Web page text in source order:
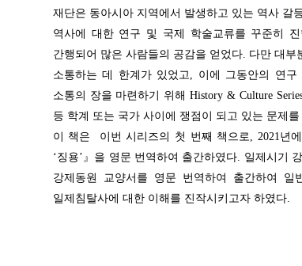
재단은 동아시아 지역에서 발생하고 있는 역사 갈
역사에 대한 연구 및 국제 학술교류를 꾸준히
간행되어 많은 사람들의 공감을 얻었다. 다만 대
소통하는 데 한계가 있었고, 이에 그동안의 연
소통의 장을 마련하기 위해 History & Culture
등 학계 또는 국가 사이에 쟁점이 되고 있는 문제
이 책은 이번 시리즈의 첫 번째 책으로, 2021년
‘징용’』을 영문 번역하여 출간하였다. 일제시기
강제동원 교양서를 영문 번역하여 출간하여
일제침탈사에 대한 이해를 진작시키고자 하였다.